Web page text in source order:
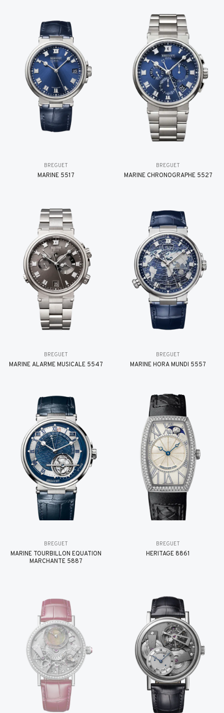
BREGUET
MARINE 5517
BREGUET
MARINE CHRONOGRAPHE 5527
BREGUET
MARINE ALARME MUSICALE 5547
BREGUET
MARINE HORA MUNDI 5557
BREGUET
MARINE TOURBILLON ÉQUATION
MARCHANTE 5887
BREGUET
HÉRITAGE 8861